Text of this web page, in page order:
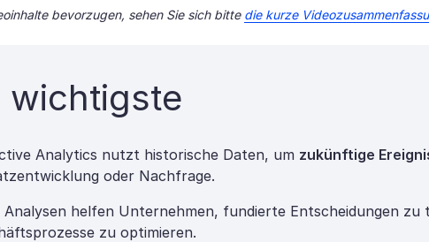
bevorzugen, sehen Sie sich bitte die kurze
wichtigste
Analytics nutzt historische Daten, um zukünftige
oder Nachfrage.
Analysen helfen Unternehmen, fundierte Entscheidungen zu
zu optimieren.